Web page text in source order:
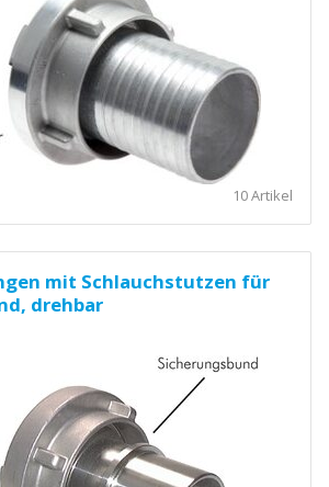
10 Artikel
mit Schlauchstutzen für
drehbar